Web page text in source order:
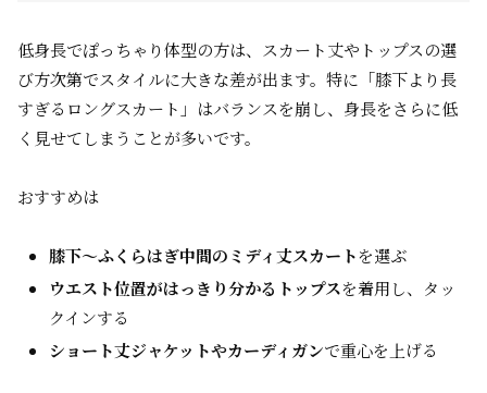
低身長でぽっちゃり体型の方は、スカート丈やトップスの選
び方次第でスタイルに大きな差が出ます。特に「膝下より長
すぎるロングスカート」はバランスを崩し、身長をさらに低
く見せてしまうことが多いです。
おすすめは
膝下～ふくらはぎ中間のミディ丈スカートを選ぶ
ウエスト位置がはっきり分かるトップスを着用し、タッ
クインする
ショート丈ジャケットやカーディガンで重心を上げる